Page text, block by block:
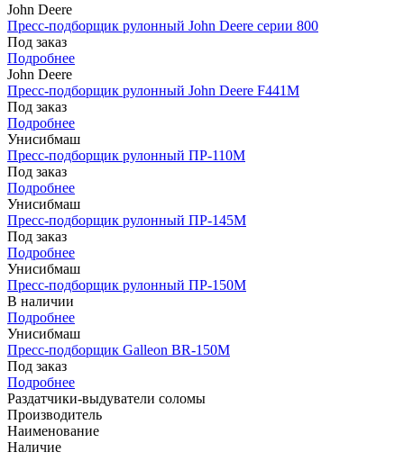
John Deere
Пресс-подборщик рулонный John Deere серии 800
Под заказ
Подробнее
John Deere
Пресс-подборщик рулонный John Deere F441M
Под заказ
Подробнее
Унисибмаш
Пресс-подборщик рулонный ПР-110М
Под заказ
Подробнее
Унисибмаш
Пресс-подборщик рулонный ПР-145М
Под заказ
Подробнее
Унисибмаш
Пресс-подборщик рулонный ПР-150М
В наличии
Подробнее
Унисибмаш
Пресс-подборщик Galleon BR-150М
Под заказ
Подробнее
Раздатчики-выдуватели соломы
Производитель
Наименование
Наличие